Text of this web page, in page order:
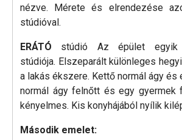
nézve. Mérete és elrendezése
stúdióval.
ERÁTÓ stúdió Az épület egyik
stúdiója. Elszeparált különleges
a lakás ékszere. Kettő normál ágy
normál ágy felnőtt és egy gyermek
kényelmes. Kis konyhájából nyílik
Második emelet: